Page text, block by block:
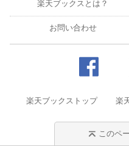
楽天ブックスとは？
お問い合わせ
楽天ブックストップ 楽
このペ